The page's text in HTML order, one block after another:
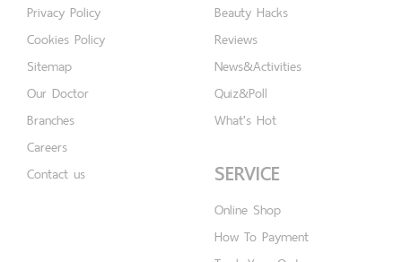
Privacy Policy
Cookies Policy
Sitemap
Our Doctor
Branches
Careers
Contact us
Beauty Hacks
Reviews
News&Activities
Quiz&Poll
What's Hot
SERVICE
Online Shop
How To Payment